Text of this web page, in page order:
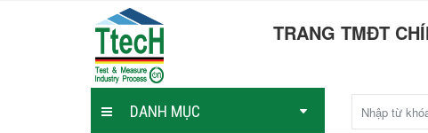
TRANG TMĐT
DANH MỤC